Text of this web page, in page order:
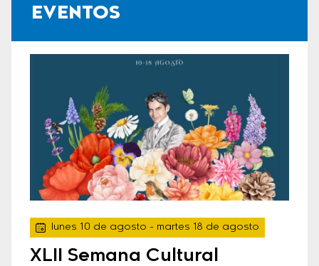
EVENTOS
lunes 10 de agosto - martes 18 de agosto
XLII Semana Cultural